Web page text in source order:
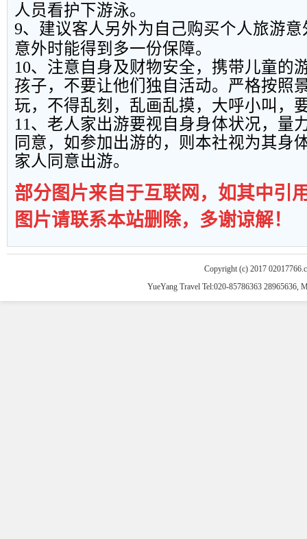
人员看护下游泳。
9、建议客人另外为自己购买个人旅游
意外时能得到多一份保障。
10、注意自身及财物安全，携带儿童的
孩子，不要让他们独自活动。严格按照
玩，不得乱刻，乱画乱摸，大呼小叫，
11、老人家出游要视自身身体状况，量
同意，如参加出游的，则本社视为其身
家人同意出游。
部分图片来自于互联网，如其中引
图片请联系本站删除，多谢谅解！
Copyright (c) 2017
YueYang Travel Tel:020-85786363 28965636,